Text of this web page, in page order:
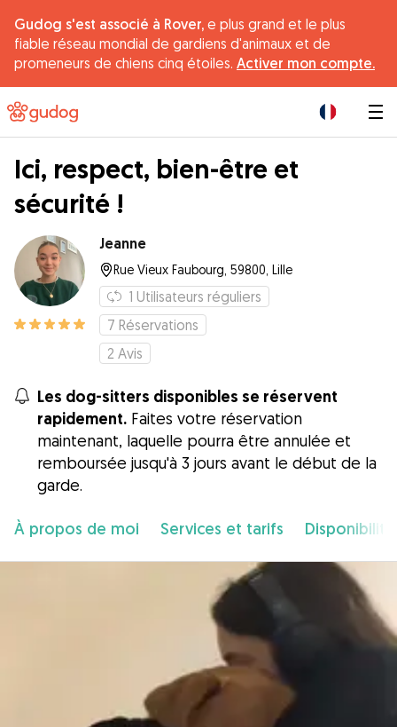
Gudog s'est associé à Rover, e plus grand et le plus
fiable réseau mondial de gardiens d'animaux et de
promeneurs de chiens cinq étoiles. Activer mon compte.
Ici, respect, bien-être et
sécurité !
Jeanne
Rue Vieux Faubourg, 59800, Lille
1 Utilisateurs réguliers
7 Réservations
2 Avis
Les dog-sitters disponibles se réservent
rapidement. Faites votre réservation
maintenant, laquelle pourra être annulée et
remboursée jusqu'à 3 jours avant le début de la
garde.
À propos de moi Services et tarifs Disponibilité